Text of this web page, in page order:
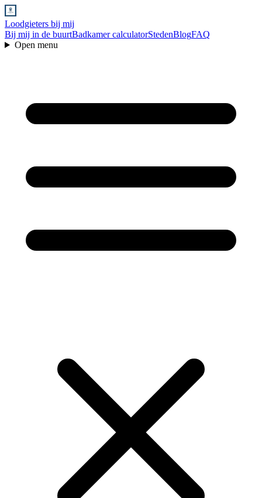
Loodgieters bij mij
Bij mij in de buurtBadkamer calculatorStedenBlogFAQ
Open menu